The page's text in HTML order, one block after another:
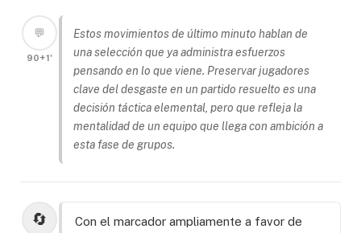
💬
90+1'
Estos movimientos de último minuto hablan de
una selección que ya administra esfuerzos
pensando en lo que viene. Preservar jugadores
clave del desgaste en un partido resuelto es una
decisión táctica elemental, pero que refleja la
mentalidad de un equipo que llega con ambición a
esta fase de grupos.
🔄
Con el marcador ampliamente a favor de